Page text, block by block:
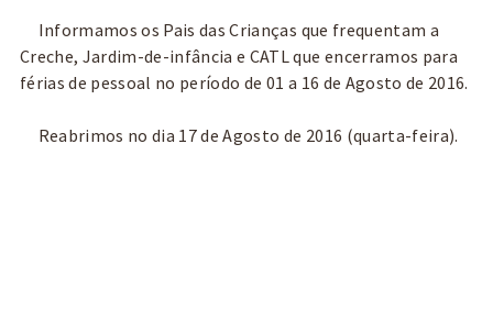
Informamos os Pais das Crianças que frequentam a
Creche, Jardim-de-infância e CATL que encerramos para
férias de pessoal no período de 01 a 16 de Agosto de 2016.
Reabrimos no dia 17 de Agosto de 2016 (quarta-feira).